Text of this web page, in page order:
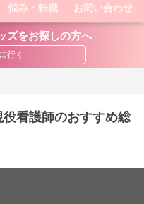
悩み・転職 お問い合わせ
ズをお探しの方へ
役看護師のおすすめ総